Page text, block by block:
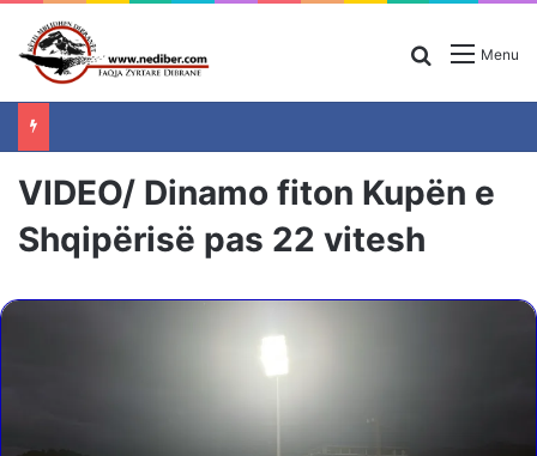
Menu
Search for
VIDEO/ Dinamo fiton Kupën e
Shqipërisë pas 22 vitesh